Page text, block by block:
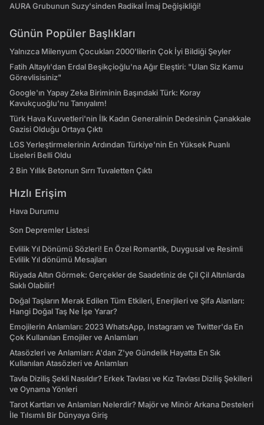
AURA Grubunun Suzy'sinden Radikal İmaj Değişikliği!
Günün Popüler Başlıkları
Yalnızca Milenyum Çocukları 2000'lilerin Çok İyi Bildiği Şeyler
Fatih Altaylı'dan Erdal Beşikçioğlu'na Ağır Eleştiri: "Ulan Siz Kamu
Görevlisisiniz"
Google'ın Yapay Zeka Biriminin Başındaki Türk: Koray
Kavukçuoğlu'nu Tanıyalım!
Türk Hava Kuvvetleri'nin İlk Kadın Generalinin Dedesinin Çanakkale
Gazisi Olduğu Ortaya Çıktı
LGS Yerleştirmelerinin Ardından Türkiye'nin En Yüksek Puanlı
Liseleri Belli Oldu
2 Bin Yıllık Betonun Sırrı Tuvaletten Çıktı
Hızlı Erişim
Hava Durumu
Son Depremler Listesi
Evlilik Yıl Dönümü Sözleri! En Özel Romantik, Duygusal ve Resimli
Evlilik Yıl dönümü Mesajları
Rüyada Altın Görmek: Gerçekler de Saadetiniz de Çil Çil Altınlarda
Saklı Olabilir!
Doğal Taşların Merak Edilen Tüm Etkileri, Enerjileri ve Şifa Alanları:
Hangi Doğal Taş Ne İşe Yarar?
Emojilerin Anlamları: 2023 WhatsApp, Instagram ve Twitter'da En
Çok Kullanılan Emojiler ve Anlamları
Atasözleri ve Anlamları: A'dan Z'ye Gündelik Hayatta En Sık
Kullanılan Atasözleri ve Anlamları
Tavla Diziliş Şekli Nasıldır? Erkek Tavlası ve Kız Tavlası Diziliş Şekilleri
ve Oynama Yönleri
Tarot Kartları ve Anlamları Nelerdir? Majör ve Minör Arkana Desteleri
İle Tılsımlı Bir Dünyaya Giriş